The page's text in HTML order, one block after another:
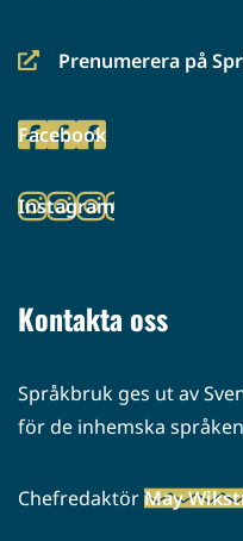
Prenumerera på
(siirryt
palveluun)
Facebook
(siirryt
palveluun)
Instagram
(siirryt
Kontakta oss
Språkbruk ges ut av
för de inhemska
ChefredaktörMay